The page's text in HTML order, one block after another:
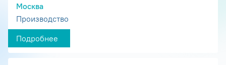
Москва
Производство
Подробнее